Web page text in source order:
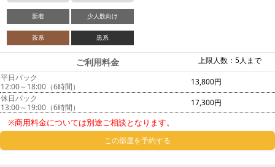
新着 少人数向け
茶系 黒系
上限人数：5人まで
ご利用料金
平日パック
12:00～18:00（6時間）
13,800円
休日パック
13:00～19:00（6時間）
17,300円
※商用料金については別途ご相談となります。
この部屋を予約する